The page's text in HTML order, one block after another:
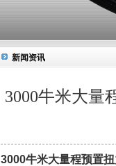
新闻资讯
3000牛米大量
3000牛米大量程预置